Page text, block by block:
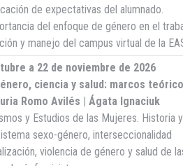
de expectativas del alumnado.
del enfoque de género en el
y manejo del campus virtual de la
a 22 de noviembre de 2026
ciencia y salud: marcos
Avilés | Ágata Ignaciuk
y Estudios de las Mujeres. Historia
sexo-género, interseccionalidad
violencia de género y salud de